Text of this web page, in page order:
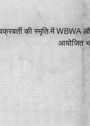
की स्मृति में WBWA
आयोजित